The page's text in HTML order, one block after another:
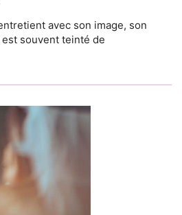
avec son image, son
souvent teinté de